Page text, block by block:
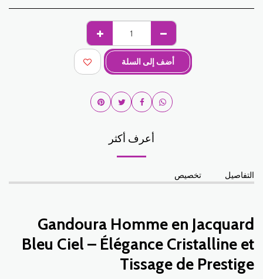
أضف إلى السلة
أعرف أكثر
التفاصيل تخصيص
Gandoura Homme en Jacquard
Bleu Ciel – Élégance Cristalline et
Tissage de Prestige